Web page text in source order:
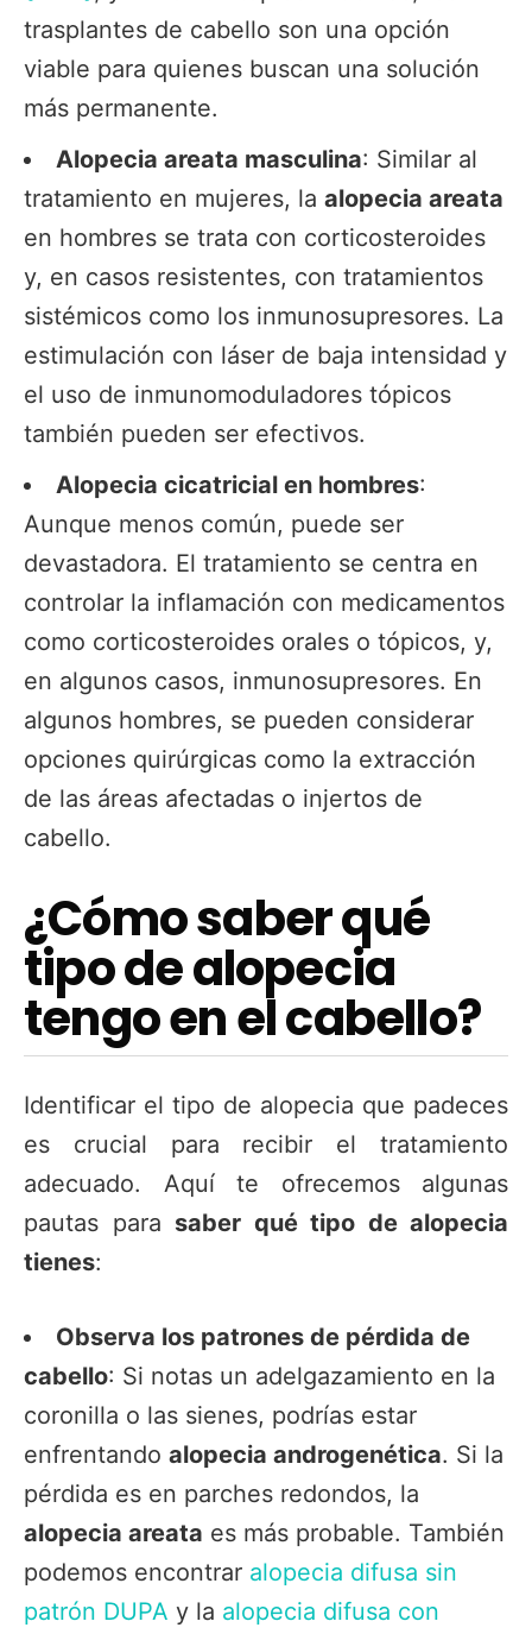
trasplantes de cabello son una opción
viable para quienes buscan una solución
más permanente.
Alopecia areata masculina: Similar al
tratamiento en mujeres, la alopecia areata
en hombres se trata con corticosteroides
y, en casos resistentes, con tratamientos
sistémicos como los inmunosupresores. La
estimulación con láser de baja intensidad y
el uso de inmunomoduladores tópicos
también pueden ser efectivos.
Alopecia cicatricial en hombres:
Aunque menos común, puede ser
devastadora. El tratamiento se centra en
controlar la inflamación con medicamentos
como corticosteroides orales o tópicos, y,
en algunos casos, inmunosupresores. En
algunos hombres, se pueden considerar
opciones quirúrgicas como la extracción
de las áreas afectadas o injertos de
cabello.
¿Cómo saber qué
tipo de alopecia
tengo en el cabello?
Identificar el tipo de alopecia que padeces
es crucial para recibir el tratamiento
adecuado. Aquí te ofrecemos algunas
pautas para saber qué tipo de alopecia
tienes:
Observa los patrones de pérdida de
cabello: Si notas un adelgazamiento en la
coronilla o las sienes, podrías estar
enfrentando alopecia androgenética. Si la
pérdida es en parches redondos, la
alopecia areata es más probable. También
podemos encontrar alopecia difusa sin
patrón DUPA y la alopecia difusa con